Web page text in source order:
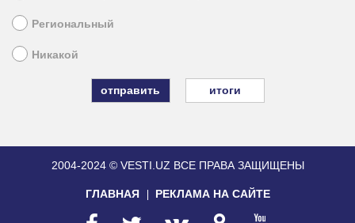
Региональный
Никакой
итоги
2004-2024 © VESTI.UZ ВСЕ ПРАВА ЗАЩИЩЕНЫ
ГЛАВНАЯ РЕКЛАМА НА САЙТЕ